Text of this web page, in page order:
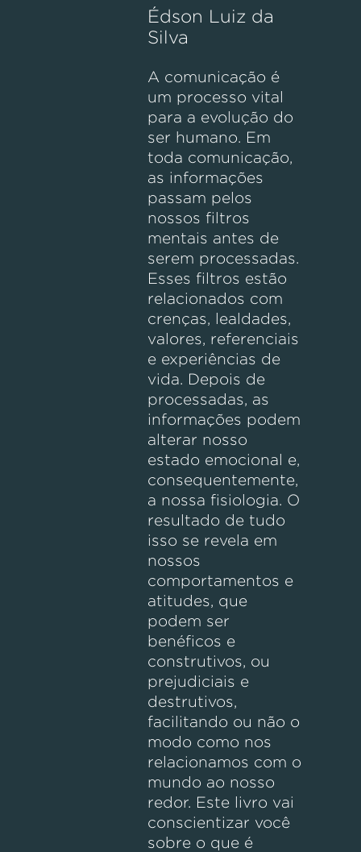
Édson Luiz da
Silva
A comunicação é
um processo vital
para a evolução do
ser humano. Em
toda comunicação,
as informações
passam pelos
nossos filtros
mentais antes de
serem processadas.
Esses filtros estão
relacionados com
crenças, lealdades,
valores, referenciais
e experiências de
vida. Depois de
processadas, as
informações podem
alterar nosso
estado emocional e,
consequentemente,
a nossa fisiologia. O
resultado de tudo
isso se revela em
nossos
comportamentos e
atitudes, que
podem ser
benéficos e
construtivos, ou
prejudiciais e
destrutivos,
facilitando ou não o
modo como nos
relacionamos com o
mundo ao nosso
redor. Este livro vai
conscientizar você
sobre o que é